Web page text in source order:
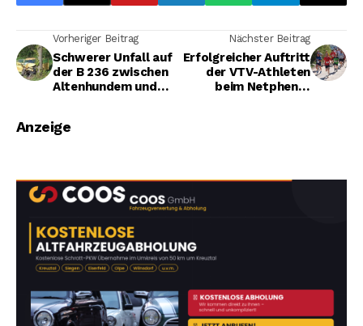
Vorheriger Beitrag
Schwerer Unfall auf
der B 236 zwischen
Altenhundem und
Nächster Beitrag
Erfolgreicher Auftritt
der VTV-Athleten
beim Netphener
Anzeige